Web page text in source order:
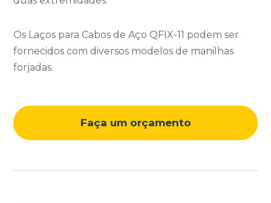
Os Laços para Cabos de Aço QFIX-11 podem ser
fornecidos com diversos modelos de manilhas
forjadas.
Faça um orçamento